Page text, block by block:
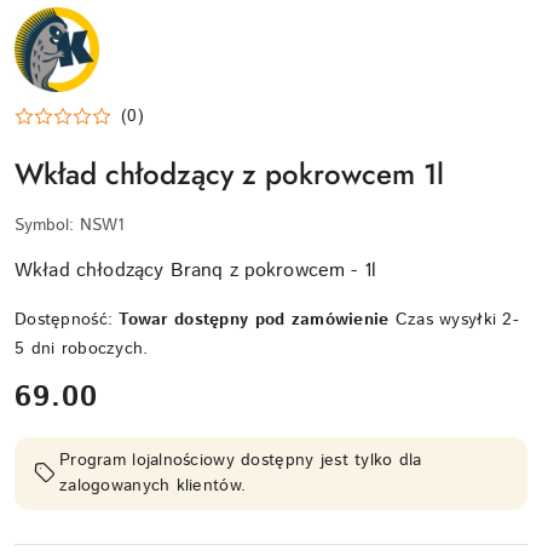
NAZWA
PRODUCENTA:
KRAINA
TUPTUSIA
(0)
Wkład chłodzący z pokrowcem 1l
Symbol: NSW1
Wkład chłodzący Branq z pokrowcem - 1l
Dostępność:Towar dostępny pod zamówienie Czas wysyłki 2-
5 dni roboczych.
cena:
69.00
Program lojalnościowy dostępny jest tylko dla
zalogowanych klientów.